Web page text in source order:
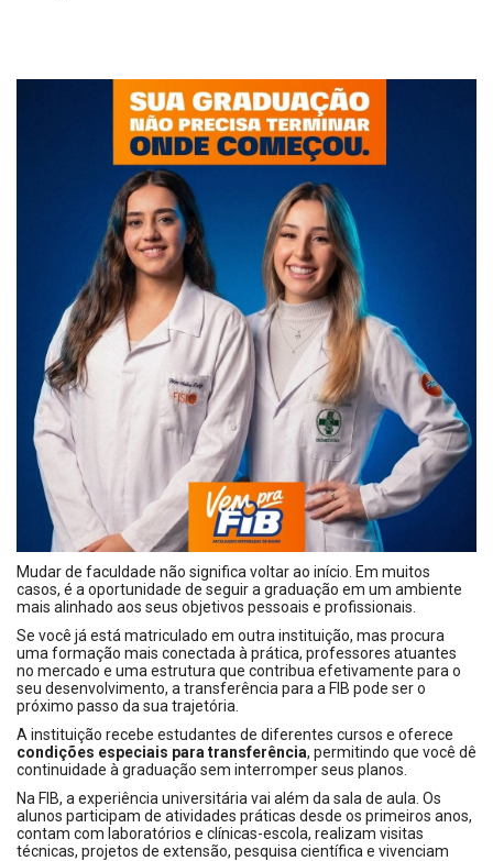
Mudar de faculdade não significa voltar ao início. Em muitos
casos, é a oportunidade de seguir a graduação em um ambiente
mais alinhado aos seus objetivos pessoais e profissionais.
Se você já está matriculado em outra instituição, mas procura
uma formação mais conectada à prática, professores atuantes
no mercado e uma estrutura que contribua efetivamente para o
seu desenvolvimento, a transferência para a FIB pode ser o
próximo passo da sua trajetória.
A instituição recebe estudantes de diferentes cursos e oferece
condições especiais para transferência, permitindo que você dê
continuidade à graduação sem interromper seus planos.
Na FIB, a experiência universitária vai além da sala de aula. Os
alunos participam de atividades práticas desde os primeiros anos,
contam com laboratórios e clínicas-escola, realizam visitas
técnicas, projetos de extensão, pesquisa científica e vivenciam